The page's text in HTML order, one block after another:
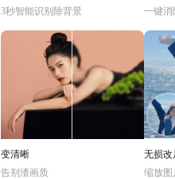
3秒智能识别除背景
一键消
变清晰
告别渣画质
无损改
缩放图